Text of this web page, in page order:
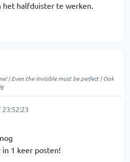
het halfduister te werken.
| Even the invisible must be perfect | Ook
in 1 keer posten!